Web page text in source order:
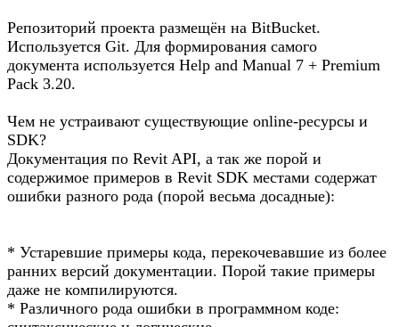
Репозиторий проекта размещён на BitBucket.
Используется Git. Для формирования самого
документа используется Help and Manual 7 + Premium
Pack 3.20.
Чем не устраивают существующие online-ресурсы и
SDK?
Документация по Revit API, а так же порой и
содержимое примеров в Revit SDK местами содержат
ошибки разного рода (порой весьма досадные):
* Устаревшие примеры кода, перекочевавшие из более
ранних версий документации. Порой такие примеры
даже не компилируются.
* Различного рода ошибки в программном коде: